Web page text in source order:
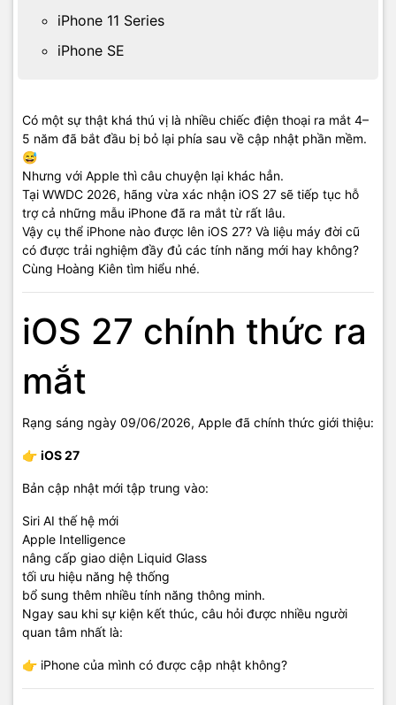
iPhone 11 Series
iPhone SE
Có một sự thật khá thú vị là nhiều chiếc điện thoại ra mắt 4–
5 năm đã bắt đầu bị bỏ lại phía sau về cập nhật phần mềm.
😅
Nhưng với Apple thì câu chuyện lại khác hẳn.
Tại WWDC 2026, hãng vừa xác nhận iOS 27 sẽ tiếp tục hỗ
trợ cả những mẫu iPhone đã ra mắt từ rất lâu.
Vậy cụ thể iPhone nào được lên iOS 27? Và liệu máy đời cũ
có được trải nghiệm đầy đủ các tính năng mới hay không?
Cùng Hoàng Kiên tìm hiểu nhé.
iOS 27 chính thức ra
mắt
Rạng sáng ngày 09/06/2026, Apple đã chính thức giới thiệu:
👉 iOS 27
Bản cập nhật mới tập trung vào:
Siri AI thế hệ mới
Apple Intelligence
nâng cấp giao diện Liquid Glass
tối ưu hiệu năng hệ thống
bổ sung thêm nhiều tính năng thông minh.
Ngay sau khi sự kiện kết thúc, câu hỏi được nhiều người
quan tâm nhất là:
👉 iPhone của mình có được cập nhật không?